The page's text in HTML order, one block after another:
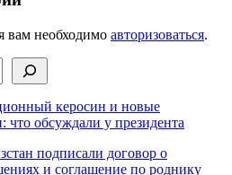
вам необходимо авторизоваться.
керосин и новые
что обсуждали у президента
подписали договор о
и соглашение по роднику